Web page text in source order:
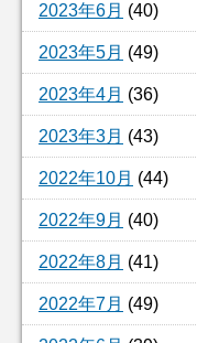
2023年6月 (40)
2023年5月 (49)
2023年4月 (36)
2023年3月 (43)
2022年10月 (44)
2022年9月 (40)
2022年8月 (41)
2022年7月 (49)